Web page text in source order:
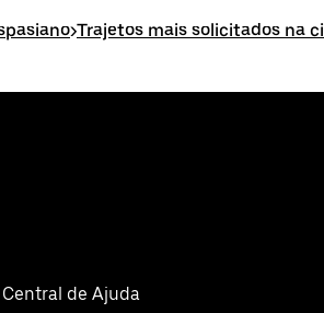
>Trajetos mais solicitados na
de Ajuda